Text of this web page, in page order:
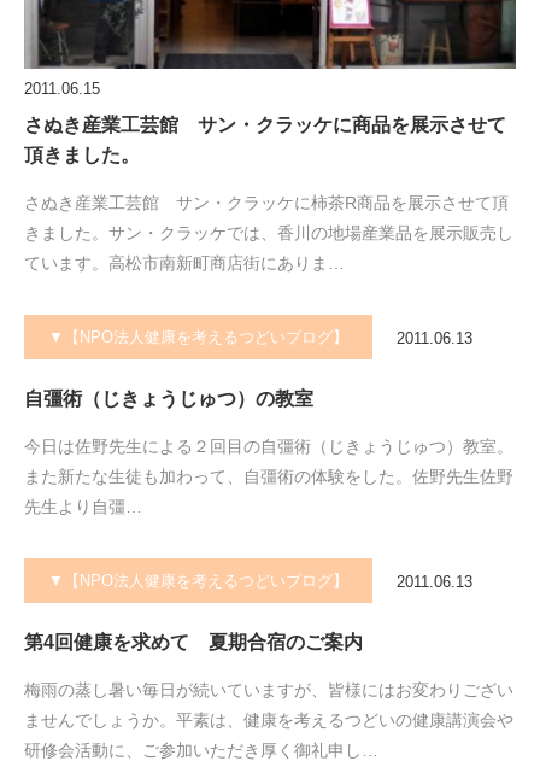
2011.06.15
さぬき産業工芸館 サン・クラッケに商品を展示させて
頂きました。
さぬき産業工芸館 サン・クラッケに柿茶R商品を展示させて頂
きました。サン・クラッケでは、香川の地場産業品を展示販売し
ています。高松市南新町商店街にありま…
▼【NPO法人健康を考えるつどいブログ】 2011.06.13
自彊術（じきょうじゅつ）の教室
今日は佐野先生による２回目の自彊術（じきょうじゅつ）教室。
また新たな生徒も加わって、自彊術の体験をした。佐野先生佐野
先生より自彊…
▼【NPO法人健康を考えるつどいブログ】 2011.06.13
第4回健康を求めて 夏期合宿のご案内
梅雨の蒸し暑い毎日が続いていますが、皆様にはお変わりござい
ませんでしょうか。平素は、健康を考えるつどいの健康講演会や
研修会活動に、ご参加いただき厚く御礼申し…